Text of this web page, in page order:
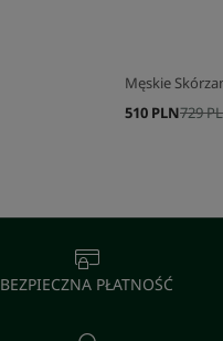
Męskie
729
510 PLN
BEZPIECZNA PŁATNOŚĆ